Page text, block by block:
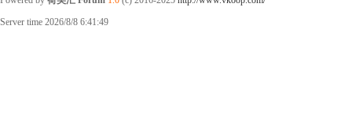
Server time 2026/8/8 6:41:49